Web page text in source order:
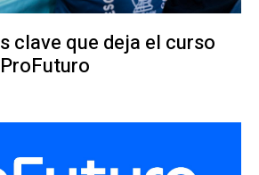
clave que deja el curso